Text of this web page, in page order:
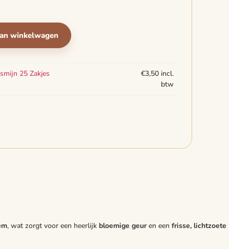
winkelwagen
25 Zakjes
€3,50 incl.
btw
, wat zorgt voor een heerlijk bloemige geuren een frisse, lichtzoete